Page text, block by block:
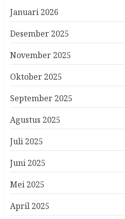
Januari 2026
Desember 2025
November 2025
Oktober 2025
September 2025
Agustus 2025
Juli 2025
Juni 2025
Mei 2025
April 2025